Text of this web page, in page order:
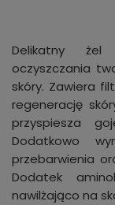
Delikatny żel
oczyszczania
skóry. Zawiera
regenerację
przyspiesza
Dodatkowo
przebarwienia
Dodatek
nawilżająco na